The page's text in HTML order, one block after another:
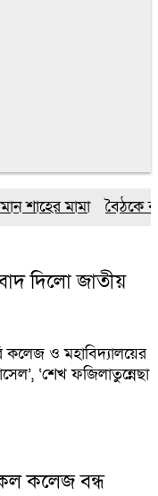
মামা বৈঠকে
দিলো জাতীয়
কলেজ ও মহাবিদ্যালয়ের
‘শেখ ফজিলাতুন্নেছা
কলেজ বন্ধ